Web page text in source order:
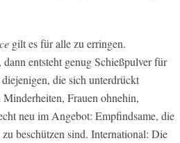
gilt es für alle zu erringen.
, dann entsteht genug Schießpulver für
die sich unterdrückt
Frauen ohnehin,
neu im Angebot: Empfindsame, die
beschützen sind. International: Die